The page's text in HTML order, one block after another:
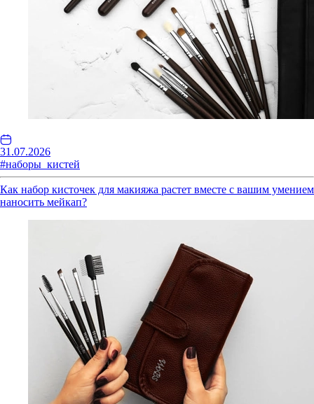
31.07.2026
#наборы_кистей
Как набор кисточек для макияжа растет вместе с вашим умением
наносить мейкап?